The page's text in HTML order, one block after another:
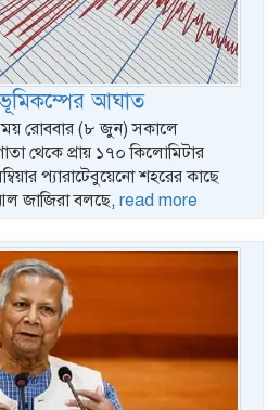
ভূমিকম্পের আঘাত
সময় রোববার (৮ জুন) সকালে
থেকে প্রায় ১৭০ কিলোমিটার
প্যারাটেবুয়েনো শহরের কাছে
জাজিরা বলছে, read more